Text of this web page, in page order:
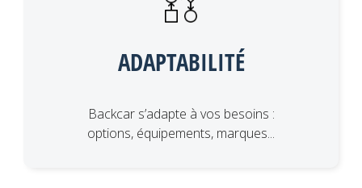
ADAPTABILITÉ
Backcar s’adapte à vos besoins :
options, équipements, marques...